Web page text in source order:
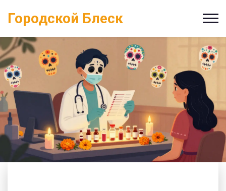
Городской Блеск